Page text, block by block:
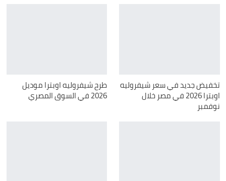
تخفيض جديد في سعر شيفروليه
اوبترا 2026 في مصر خلال
نوفمبر
طرح شيفروليه اوبترا موديل
2026 في السوق المصري